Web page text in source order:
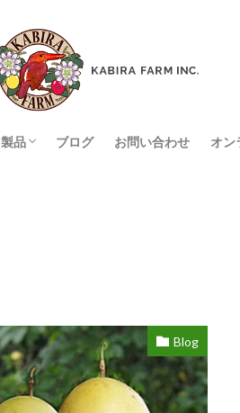
製品 ブログ お問い合わせ オン
Blog